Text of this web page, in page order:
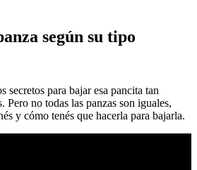
según su tipo
secretos para bajar esa pancita tan
Pero no todas las panzas son iguales,
y cómo tenés que hacerla para bajarla.